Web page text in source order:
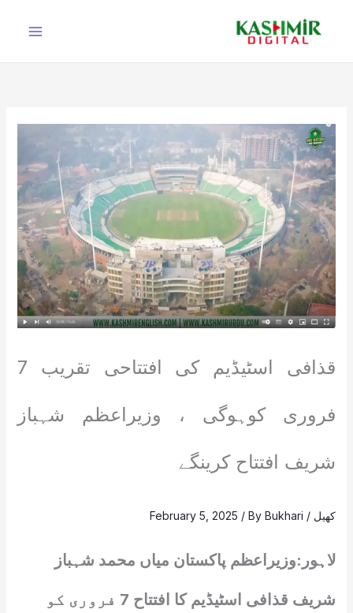
قذافی اسٹیڈیم کی افتتاحی تقریب 7
فروری کوہوگی ، وزیراعظم شہباز
شریف افتتاح کرینگے
کھیل /
February 5, 2025 / ByBukhari
لاہور:وزیراعظم پاکستان میاں محمد شہباز
شریف قذافی اسٹیڈیم کا افتتاح 7 فروری کو